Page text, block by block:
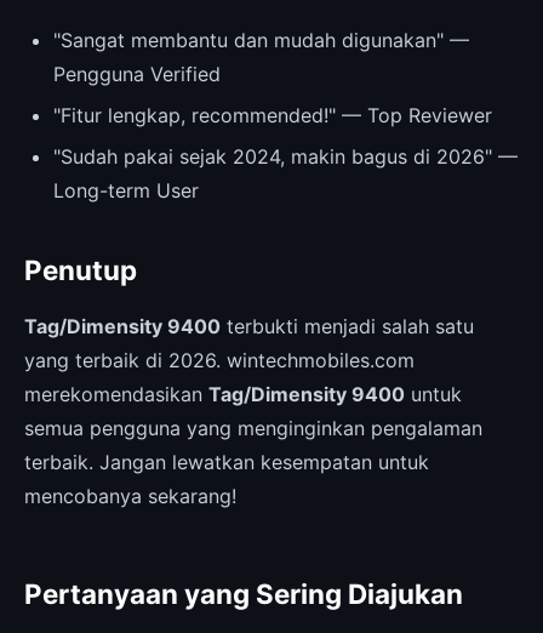
"Sangat membantu dan mudah digunakan" —
Pengguna Verified
"Fitur lengkap, recommended!" — Top Reviewer
"Sudah pakai sejak 2024, makin bagus di 2026" —
Long-term User
Penutup
Tag/Dimensity 9400 terbukti menjadi salah satu
yang terbaik di 2026. wintechmobiles.com
merekomendasikan Tag/Dimensity 9400 untuk
semua pengguna yang menginginkan pengalaman
terbaik. Jangan lewatkan kesempatan untuk
mencobanya sekarang!
Pertanyaan yang Sering Diajukan